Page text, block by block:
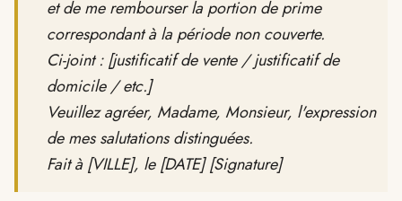
et de me rembourser la portion de prime
correspondant à la période non couverte.
Ci-joint : [justificatif de vente / justificatif de
domicile / etc.]
Veuillez agréer, Madame, Monsieur, l'expression
de mes salutations distinguées.
Fait à [VILLE], le [DATE] [Signature]